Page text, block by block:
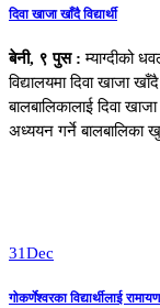
दिवा खाजा खाँदै विद्यार्थी
बेनी, ९ पुस :म्याग्दीको
विद्यालयमा दिवा खाजा
बालबालिकालाई दिवा
अध्ययन गर्ने बालबालिका
31Dec
गोकर्णेश्वरका विद्यार्थीलाई